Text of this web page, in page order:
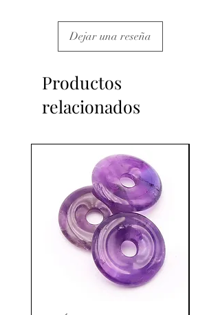
Dejar una reseña
Productos
relacionados